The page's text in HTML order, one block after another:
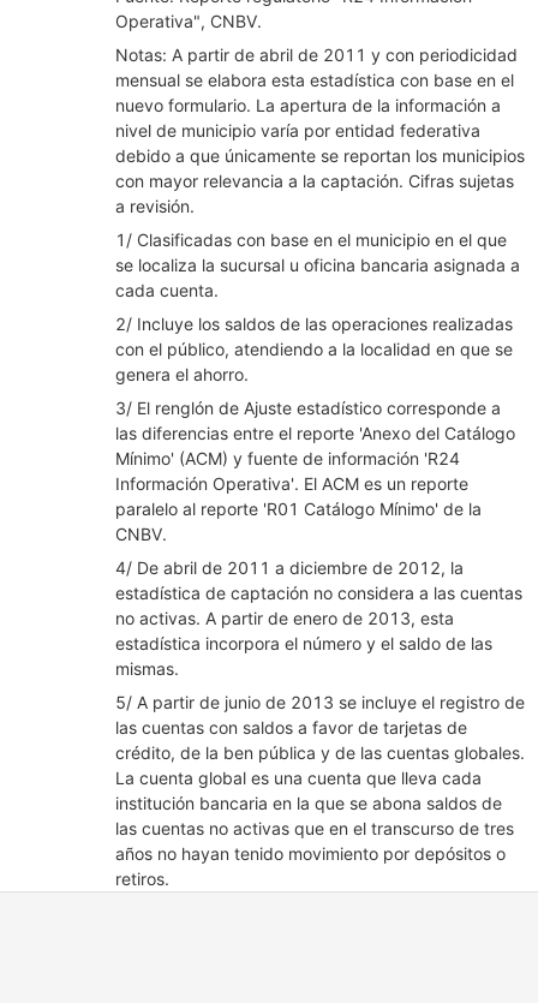
Operativa", CNBV.
Notas: A partir de abril de 2011 y con periodicidad
mensual se elabora esta estadística con base en el
nuevo formulario. La apertura de la información a
nivel de municipio varía por entidad federativa
debido a que únicamente se reportan los municipios
con mayor relevancia a la captación. Cifras sujetas
a revisión.
1/ Clasificadas con base en el municipio en el que
se localiza la sucursal u oficina bancaria asignada a
cada cuenta.
2/ Incluye los saldos de las operaciones realizadas
con el público, atendiendo a la localidad en que se
genera el ahorro.
3/ El renglón de Ajuste estadístico corresponde a
las diferencias entre el reporte 'Anexo del Catálogo
Mínimo' (ACM) y fuente de información 'R24
Información Operativa'. El ACM es un reporte
paralelo al reporte 'R01 Catálogo Mínimo' de la
CNBV.
4/ De abril de 2011 a diciembre de 2012, la
estadística de captación no considera a las cuentas
no activas. A partir de enero de 2013, esta
estadística incorpora el número y el saldo de las
mismas.
5/ A partir de junio de 2013 se incluye el registro de
las cuentas con saldos a favor de tarjetas de
crédito, de la ben pública y de las cuentas globales.
La cuenta global es una cuenta que lleva cada
institución bancaria en la que se abona saldos de
las cuentas no activas que en el transcurso de tres
años no hayan tenido movimiento por depósitos o
retiros.